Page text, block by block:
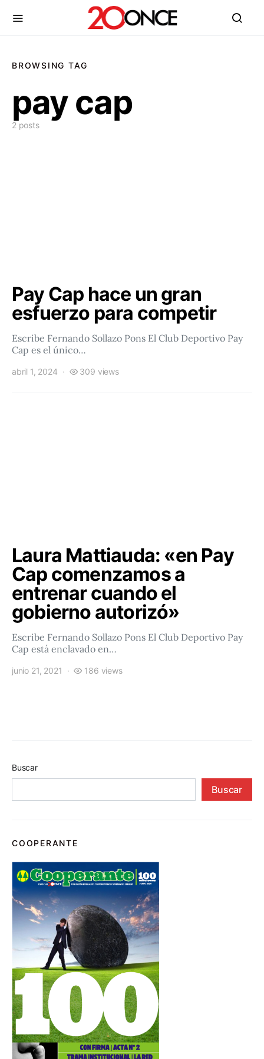
BROWSING TAG
pay cap
2 posts
Pay Cap hace un gran
esfuerzo para competir
Escribe Fernando Sollazo Pons El Club Deportivo Pay
Cap es el único…
abril 1, 2024 309 views
Laura Mattiauda: «en Pay
Cap comenzamos a
entrenar cuando el
gobierno autorizó»
Escribe Fernando Sollazo Pons El Club Deportivo Pay
Cap está enclavado en…
junio 21, 2021 186 views
Buscar
Buscar
COOPERANTE